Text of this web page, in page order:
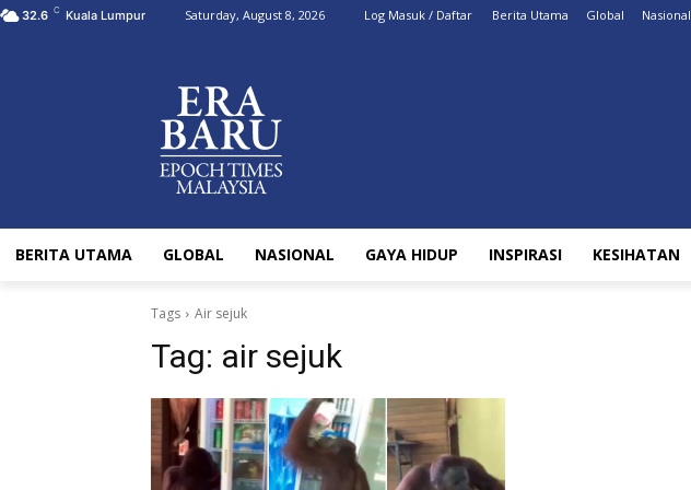
32.6 C Kuala Lumpur Saturday, August 8, 2026 Log Masuk / Daftar Berita Utama Global Nasional
BERITA UTAMA GLOBAL NASIONAL GAYA HIDUP INSPIRASI KESIHATAN
Tags Air sejuk
Tag: air sejuk